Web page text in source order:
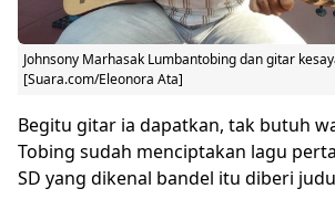
Johnsony Marhasak Lumbantobing dan gitar
[Suara.com/Eleonora Ata]
Begitu gitar ia dapatkan, tak butuh
Tobing sudah menciptakan lagu
SD yang dikenal bandel itu diberi